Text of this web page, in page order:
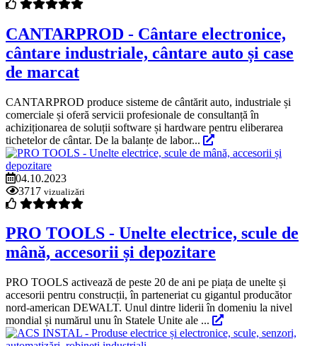
CANTARPROD - Cântare electronice,
cântare industriale, cântare auto și case
de marcat
CANTARPROD produce sisteme de cântărit auto, industriale și
comerciale și oferă servicii profesionale de consultanță în
achiziționarea de soluții software și hardware pentru eliberarea
tichetelor de cântar. De la balanțe de labor...
04.10.2023
3717 vizualizări
PRO TOOLS - Unelte electrice, scule de
mână, accesorii și depozitare
PRO TOOLS activează de peste 20 de ani pe piața de unelte și
accesorii pentru construcții, în parteneriat cu gigantul producător
nord-american DEWALT. Unul dintre liderii în domeniu la nivel
mondial și numărul unu în Statele Unite ale ...